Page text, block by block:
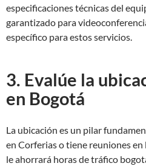
especificaciones técnicas del
garantizado para
específico para estos servicios.
3. Evalúe la
en Bogotá
La ubicación es un pilar
en Corferias o tiene reuniones
le ahorrará horas de tráfico